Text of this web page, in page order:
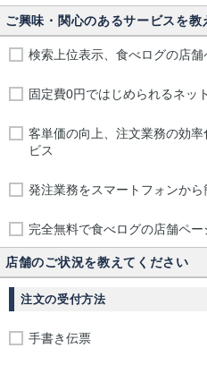
ご興味・関心のあるサービスを教
検索上位表示、食べログの店
固定費0円ではじめられるネッ
客単価の向上、注文業務の効
ビス
発注業務をスマートフォンか
完全無料で食べログの店舗ペ
店舗のご状況を教えてください
注文の受付方法
手書き伝票